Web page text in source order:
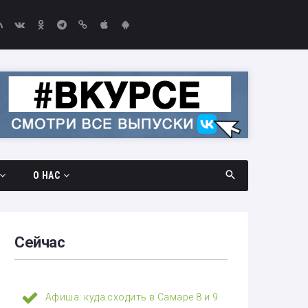
О НАС
Выборы-2026
Сейчас
Афиша: куда сходить в Самаре 8 и 9